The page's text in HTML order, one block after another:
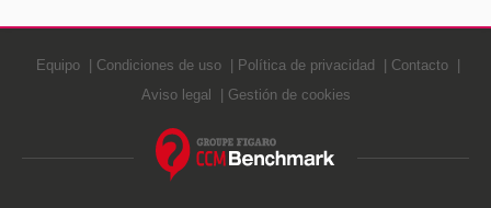
Equipo Condiciones de uso Política de privacidad
Contacto
Aviso legal
Gestión de cookies